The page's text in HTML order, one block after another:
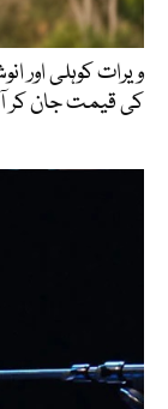
ویرات کوہلی اور
کی قیمت جان کر